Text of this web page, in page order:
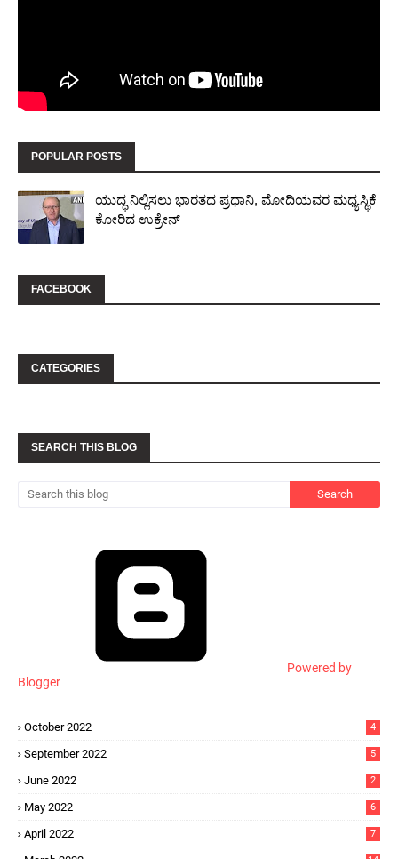
POPULAR POSTS
ಯುದ್ಧ ನಿಲ್ಲಿಸಲು ಭಾರತದ ಪ್ರಧಾನಿ, ಮೋದಿಯವರ ಮಧ್ಯಸ್ಥಿಕೆ
ಕೋರಿದ ಉಕ್ರೇನ್
FACEBOOK
CATEGORIES
SEARCH THIS BLOG
Powered by
Blogger
October 2022 4
September 2022 5
June 2022 2
May 2022 6
April 2022 7